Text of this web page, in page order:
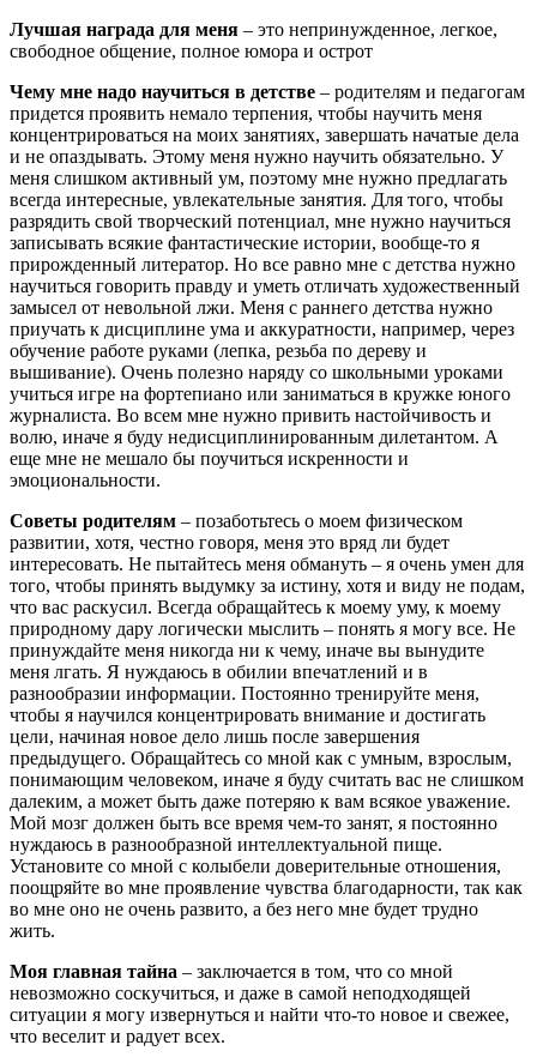
Лучшая награда для меня – это непринужденное, легкое,
свободное общение, полное юмора и острот
Чему мне надо научиться в детстве – родителям и педагогам
придется проявить немало терпения, чтобы научить меня
концентрироваться на моих занятиях, завершать начатые дела
и не опаздывать. Этому меня нужно научить обязательно. У
меня слишком активный ум, поэтому мне нужно предлагать
всегда интересные, увлекательные занятия. Для того, чтобы
разрядить свой творческий потенциал, мне нужно научиться
записывать всякие фантастические истории, вообще-то я
прирожденный литератор. Но все равно мне с детства нужно
научиться говорить правду и уметь отличать художественный
замысел от невольной лжи. Меня с раннего детства нужно
приучать к дисциплине ума и аккуратности, например, через
обучение работе руками (лепка, резьба по дереву и
вышивание). Очень полезно наряду со школьными уроками
учиться игре на фортепиано или заниматься в кружке юного
журналиста. Во всем мне нужно привить настойчивость и
волю, иначе я буду недисциплинированным дилетантом. А
еще мне не мешало бы поучиться искренности и
эмоциональности.
Советы родителям – позаботьтесь о моем физическом
развитии, хотя, честно говоря, меня это вряд ли будет
интересовать. Не пытайтесь меня обмануть – я очень умен для
того, чтобы принять выдумку за истину, хотя и виду не подам,
что вас раскусил. Всегда обращайтесь к моему уму, к моему
природному дару логически мыслить – понять я могу все. Не
принуждайте меня никогда ни к чему, иначе вы вынудите
меня лгать. Я нуждаюсь в обилии впечатлений и в
разнообразии информации. Постоянно тренируйте меня,
чтобы я научился концентрировать внимание и достигать
цели, начиная новое дело лишь после завершения
предыдущего. Обращайтесь со мной как с умным, взрослым,
понимающим человеком, иначе я буду считать вас не слишком
далеким, а может быть даже потеряю к вам всякое уважение.
Мой мозг должен быть все время чем-то занят, я постоянно
нуждаюсь в разнообразной интеллектуальной пище.
Установите со мной с колыбели доверительные отношения,
поощряйте во мне проявление чувства благодарности, так как
во мне оно не очень развито, а без него мне будет трудно
жить.
Моя главная тайна – заключается в том, что со мной
невозможно соскучиться, и даже в самой неподходящей
ситуации я могу извернуться и найти что-то новое и свежее,
что веселит и радует всех.